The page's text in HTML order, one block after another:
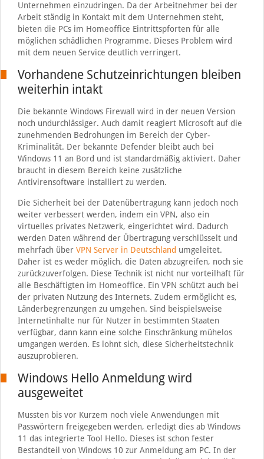
Unternehmen einzudringen. Da der Arbeitnehmer bei der
Arbeit ständig in Kontakt mit dem Unternehmen steht,
bieten die PCs im Homeoffice Eintrittspforten für alle
möglichen schädlichen Programme. Dieses Problem wird
mit dem neuen Service deutlich verringert.
Vorhandene Schutzeinrichtungen bleiben
weiterhin intakt
Die bekannte Windows Firewall wird in der neuen Version
noch undurchlässiger. Auch damit reagiert Microsoft auf die
zunehmenden Bedrohungen im Bereich der Cyber-
Kriminalität. Der bekannte Defender bleibt auch bei
Windows 11 an Bord und ist standardmäßig aktiviert. Daher
braucht in diesem Bereich keine zusätzliche
Antivirensoftware installiert zu werden.
Die Sicherheit bei der Datenübertragung kann jedoch noch
weiter verbessert werden, indem ein VPN, also ein
virtuelles privates Netzwerk, eingerichtet wird. Dadurch
werden Daten während der Übertragung verschlüsselt und
mehrfach über VPN Server in Deutschland umgeleitet.
Daher ist es weder möglich, die Daten abzugreifen, noch sie
zurückzuverfolgen. Diese Technik ist nicht nur vorteilhaft für
alle Beschäftigten im Homeoffice. Ein VPN schützt auch bei
der privaten Nutzung des Internets. Zudem ermöglicht es,
Länderbegrenzungen zu umgehen. Sind beispielsweise
Internetinhalte nur für Nutzer in bestimmten Staaten
verfügbar, dann kann eine solche Einschränkung mühelos
umgangen werden. Es lohnt sich, diese Sicherheitstechnik
auszuprobieren.
Windows Hello Anmeldung wird
ausgeweitet
Mussten bis vor Kurzem noch viele Anwendungen mit
Passwörtern freigegeben werden, erledigt dies ab Windows
11 das integrierte Tool Hello. Dieses ist schon fester
Bestandteil von Windows 10 zur Anmeldung am PC. In der